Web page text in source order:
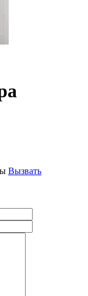
Вызвать